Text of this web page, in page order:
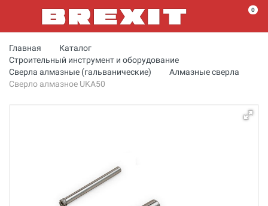
0
Главная
Каталог
Строительный инструмент и оборудование
Сверла алмазные (гальванические)
Алмазные сверла
Сверло алмазное UKA50